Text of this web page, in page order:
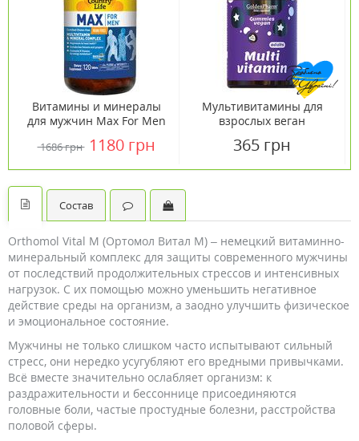
Витамины и минералы
для мужчин Max For Men
таблеток
1686 грн 1180 грн
Мультивитамины для
взрослых веган
365 грн
Состав
Orthomol Vital M (Ортомол Витал М) – немецкий витаминно-
минеральный комплекс для защиты современного мужчины
от последствий продолжительных стрессов и интенсивных
нагрузок. С их помощью можно уменьшить негативное
действие среды на организм, а заодно улучшить физическое
и эмоциональное состояние.
Мужчины не только слишком часто испытывают сильный
стресс, они нередко усугубляют его вредными привычками.
Всё вместе значительно ослабляет организм: к
раздражительности и бессоннице присоединяются
головные боли, частые простудные болезни, расстройства
половой сферы.